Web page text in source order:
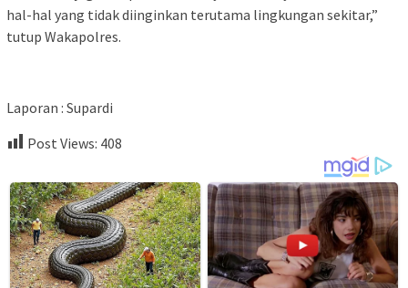
hal-hal yang tidak diinginkan terutama lingkungan sekitar,”
tutup Wakapolres.
Laporan : Supardi
Post Views: 408